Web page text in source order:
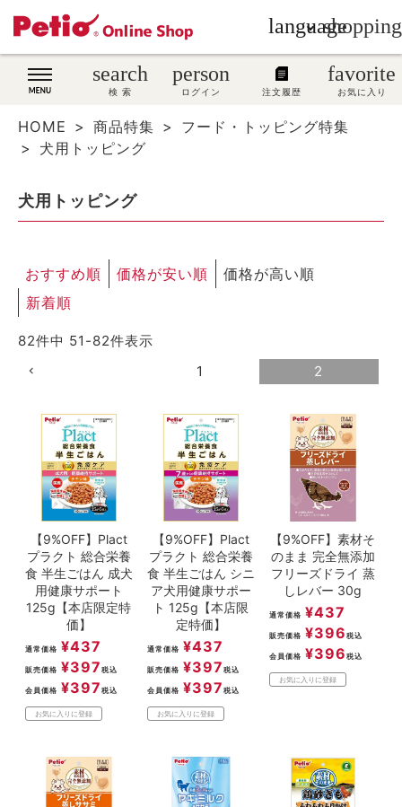
language
wovn-lang-name
search
検 索
person
ログイン 注文履歴
favorite
お気に入り
search
猫用品
目的別に探す
ACCOUNT MENU
ようこそ ゲスト 様
meeting_room
ログイ
person 新規会員登録
HOME 商品特集
フード・トッピング特集
犬用トッピング
犬用トッピング
おすすめ順 価格が安い順
価格が高い順
新着順
82件中 51 -82件表示
1
2
【9%OFF】Plact
プラクト 総合栄養
食 半生ごはん 成犬
用健康サポート
125g【本店限定特
価】
通常価格 ¥437
販売価格 ¥397 税込
会員価格 ¥397 税込
お気に入りに登録
【9%OFF】Plact
プラクト 総合栄養
食 半生ごはん シニ
ア犬用健康サポー
ト 125g【本店限
定特価】
通常価格 ¥437
販売価格 ¥397 税込
会員価格 ¥397 税込
お気に入りに登録
【9%OFF】素材そ
のまま 完全無添加
フリーズドライ 蒸
しレバー 30g
通常価格 ¥437
販売価格 ¥396 税込
会員価格 ¥396 税込
お気に入りに登録